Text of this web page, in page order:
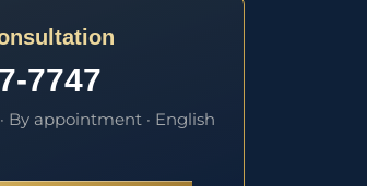
7747
By appointment · English